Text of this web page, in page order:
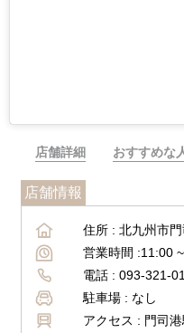
店舗詳細 おすすめな
店舗情報
住所 : 北九州市
営業時間 :11:00
電話 : 093-321-
駐車場 : なし
アクセス : 門司